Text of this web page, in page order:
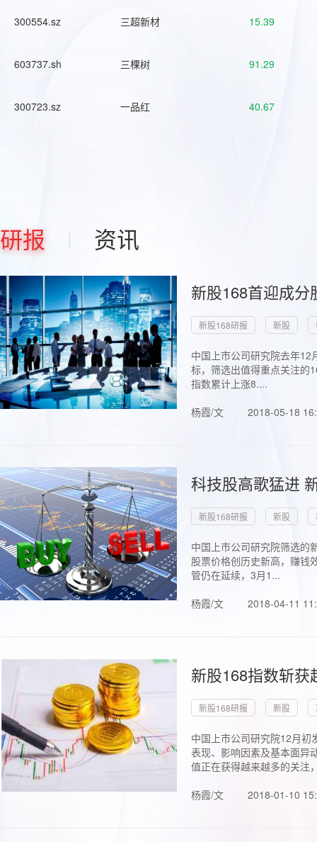
300554.sz 三超新材 15.39
603737.sh 三棵树 91.29
300723.sz 一品红 40.67
研报 资讯
新股168首迎成
新股168研报 新股
中国上市公司研究院去年
标，筛选出值得重点关注的
指数累计上涨8....
杨霞/文
2018-05-18
科技股高歌猛进
新股168研报 新股
中国上市公司研究院筛选的
股票价格创历史新高，赚钱
管仍在延续，3月1...
杨霞/文
2018-04-11
新股168指数斩
新股168研报 新股
中国上市公司研究院12月初
表现、影响因素及基本面异
值正在获得越来越多的关注
杨霞/文
2018-01-10